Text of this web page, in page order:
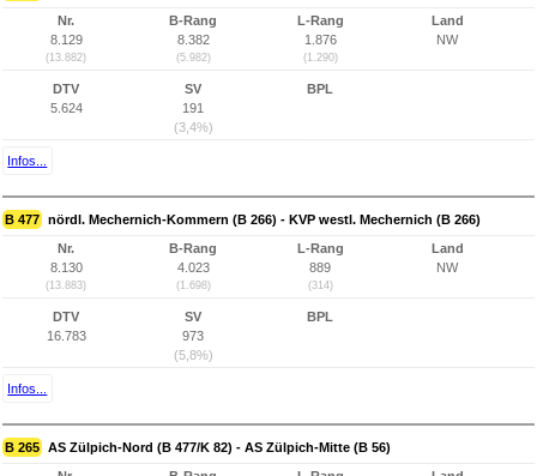
Nr.
8.129
(13.882)
B-Rang
8.382
(5.982)
L-Rang
1.876
(1.290)
Land
NW
DTV
5.624
SV
191
(3,4%)
BPL
Infos...
B 477 nördl. Mechernich-Kommern (B 266) - KVP westl. Mechernich (B 266)
Nr.
8.130
(13.883)
B-Rang
4.023
(1.698)
L-Rang
889
(314)
Land
NW
DTV
16.783
SV
973
(5,8%)
BPL
Infos...
B 265 AS Zülpich-Nord (B 477/K 82) - AS Zülpich-Mitte (B 56)